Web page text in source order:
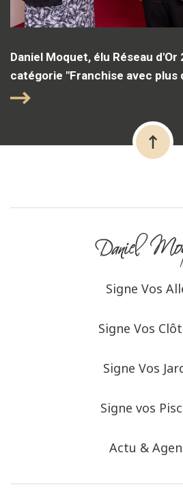
Daniel Moquet, élu Réseau d'Or
catégorie "Franchise avec plus
Signe Vos
Signe Vos
Signe Vos
Signe vos
Actu &